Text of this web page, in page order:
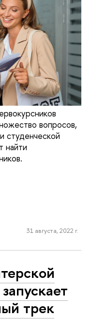
вопросов,
студенческой
найти
31 августа, 2022 г.
трек